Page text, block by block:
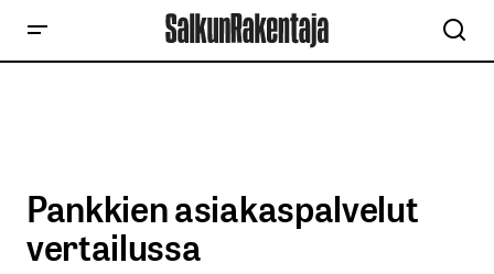
Pankkien asiakaspalvelut
vertailussa